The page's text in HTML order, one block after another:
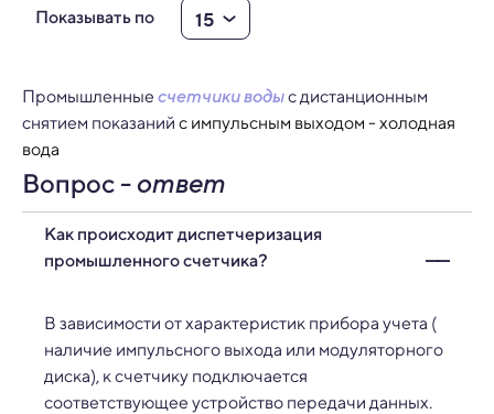
Показывать по 15
Промышленные счетчики водыс дистанционным
снятием показаний с импульсным выходом - холодная
вода
Вопрос -ответ
Как происходит диспетчеризация
промышленного счетчика?
В зависимости от характеристик прибора учета (
наличие импульсного выхода или модуляторного
диска), к счетчику подключается
соответствующее устройство передачи данных.